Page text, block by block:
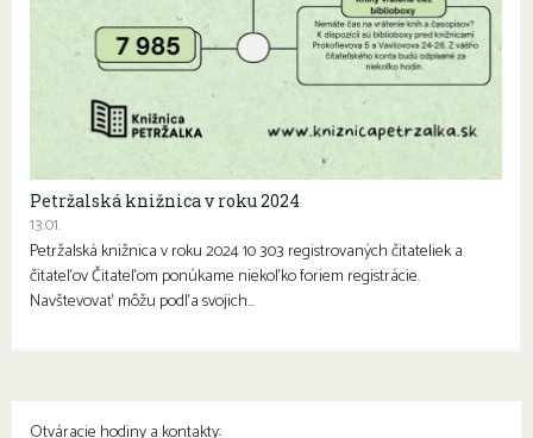
Petržalská knižnica v roku 2024
13.01.
Petržalská knižnica v roku 2024 10 303 registrovaných čitateliek a
čitateľov Čitateľom ponúkame niekoľko foriem registrácie.
Navštevovať môžu podľa svojich…